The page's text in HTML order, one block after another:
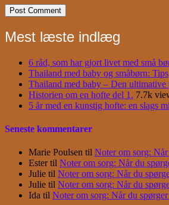
Mest læste indlæg
6 råd, som har gjort livet med små
Thailand med baby og småbørn:
Thailand med baby – Den ultimative
Historien om en hofte del 1. 7.7k
5 år med en kunstig hofte: en slags
Seneste kommentarer
Marie Poulsen til Noter om sorg:
Estertil Noter om sorg: Når du
Julie til Noter om sorg: Når du
Julie til Noter om sorg: Når du
Ida til Noter om sorg: Når du